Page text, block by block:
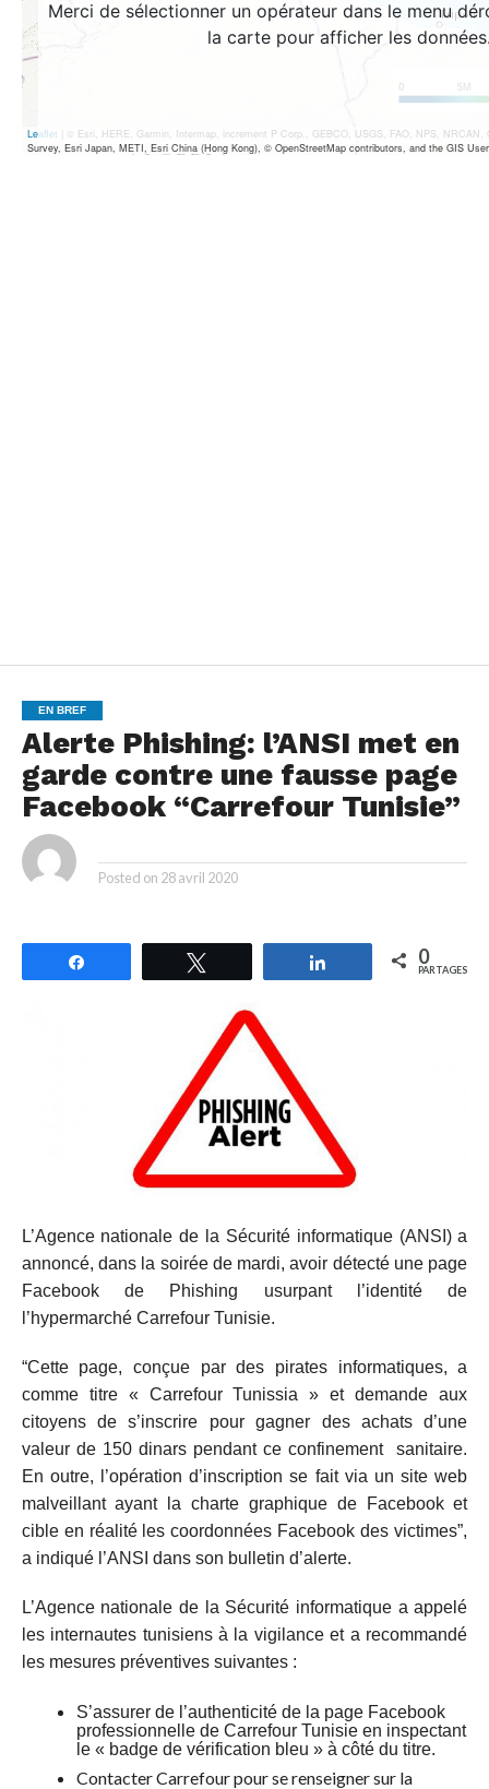
EN BREF
Alerte Phishing: l’ANSI met en
garde contre une fausse page
Facebook “Carrefour Tunisie”
Posted on 28 avril 2020
Partagez 0
PARTAGES
L’Agence nationale de la Sécurité informatique (ANSI) a
annoncé, dans la soirée de mardi, avoir détecté une page
Facebook de Phishing usurpant l’identité de
l’hypermarché Carrefour Tunisie.
“Cette page, conçue par des pirates informatiques, a
comme titre « Carrefour Tunissia » et demande aux
citoyens de s’inscrire pour gagner des achats d’une
valeur de 150 dinars pendant ce confinement sanitaire.
En outre, l’opération d’inscription se fait via un site web
malveillant ayant la charte graphique de Facebook et
cible en réalité les coordonnées Facebook des victimes”,
a indiqué l’ANSI dans son bulletin d’alerte.
L’Agence nationale de la Sécurité informatique a appelé
les internautes tunisiens à la vigilance et a recommandé
les mesures préventives suivantes :
S’assurer de l’authenticité de la page Facebook
professionnelle de Carrefour Tunisie en inspectant
le « badge de vérification bleu » à côté du titre.
Contacter Carrefour pour se renseigner sur la